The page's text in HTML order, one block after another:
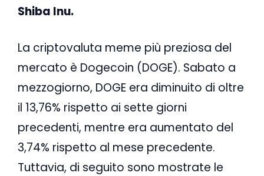
Shiba Inu.
La criptovaluta meme più preziosa del
mercato è Dogecoin (DOGE). Sabato a
mezzogiorno, DOGE era diminuito di oltre
il 13,76% rispetto ai sette giorni
precedenti, mentre era aumentato del
3,74% rispetto al mese precedente.
Tuttavia, di seguito sono mostrate le